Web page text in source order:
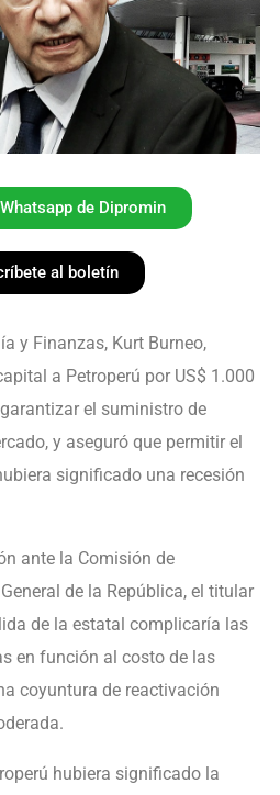
de Dipromin
al boletín
y Finanzas, Kurt Burneo,
a Petroperú por US$ 1.000
el suministro de
y aseguró que permitir el
significado una recesión
ante la Comisión de
de la República, el titular
de la estatal complicaría las
en función al costo de las
coyuntura de reactivación
hubiera significado la